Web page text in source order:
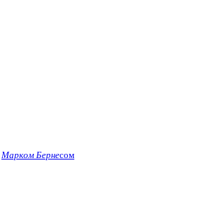
Марком Бернесом